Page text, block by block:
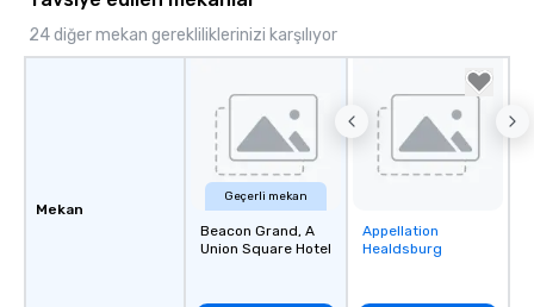
24 diğer mekan gerekliliklerinizi karşılıyor
Mekan
Geçerli mekan
Beacon Grand, A
Union Square Hotel
Removed from
favorites
Appellation
Healdsburg